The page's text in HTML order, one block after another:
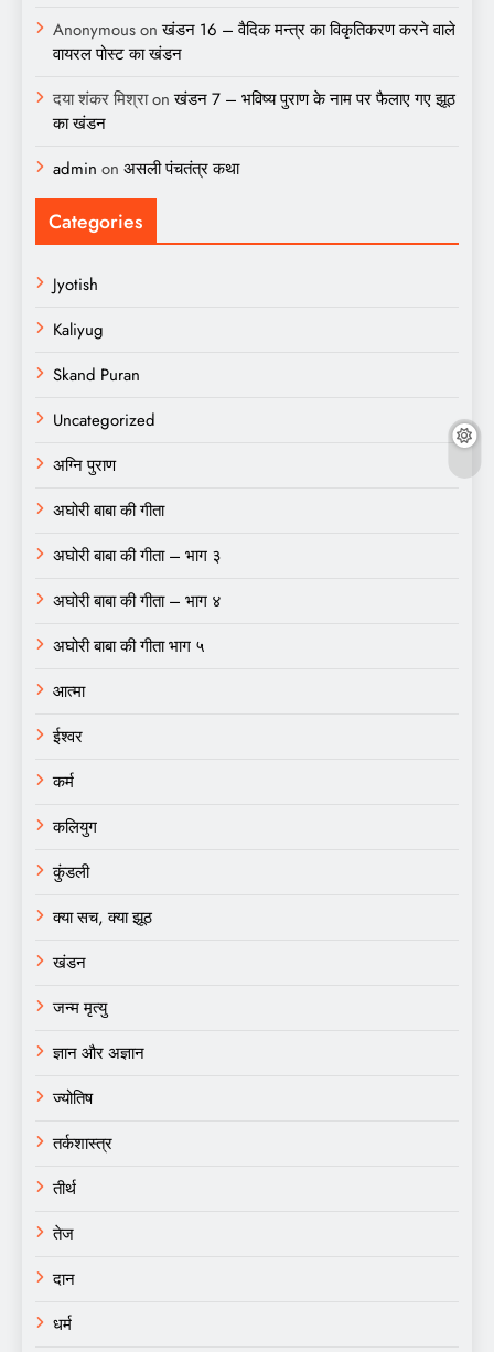
Anonymousonखंडन 16 – वैदिक मन्त्र का विकृतिकरण करने वाले
वायरल पोस्ट का खंडन
दया शंकर मिश्राonखंडन 7 – भविष्य पुराण के नाम पर फैलाए गए झूठ
का खंडन
admin on असली पंचतंत्र कथा
Categories
Jyotish
Kaliyug
Skand Puran
Uncategorized
अग्नि पुराण
अघोरी बाबा की गीता
अघोरी बाबा की गीता – भाग ३
अघोरी बाबा की गीता – भाग ४
अघोरी बाबा की गीता भाग ५
आत्मा
ईश्वर
कर्म
कलियुग
कुंडली
क्या सच, क्या झूठ
खंडन
जन्म मृत्यु
ज्ञान और अज्ञान
ज्योतिष
तर्कशास्त्र
तीर्थ
तेज
दान
धर्म